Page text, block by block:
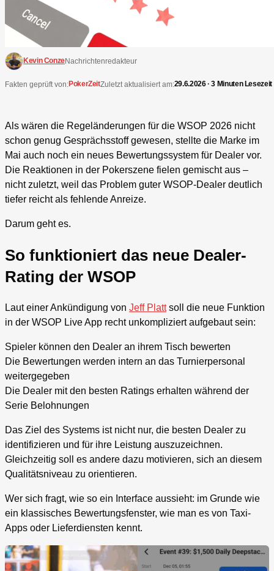
Kevin ConzeNachrichtenredakteur
Fakten geprüft von:PokerZeitZuletzt aktualisiert am:29.6.2026 · 3 Minuten Lesezeit
Als wären die Regeländerungen für die WSOP 2026 nicht
schon genug Gesprächsstoff gewesen, stellte die Marke im
Mai auch noch ein neues Bewertungssystem für Dealer vor.
Die Reaktionen in der Pokerszene fielen gemischt aus –
nicht zuletzt, weil das Problem guter WSOP-Dealer deutlich
tiefer reicht als fehlende Anreize.
Darum geht es.
So funktioniert das neue Dealer-
Rating der WSOP
Laut einer Ankündigung von Jeff Plattsoll die neue Funktion
in der WSOP Live App recht unkompliziert aufgebaut sein:
Spieler können den Dealer an ihrem Tisch bewerten
Die Bewertungen werden intern an das Turnierpersonal
weitergegeben
Die Dealer mit den besten Ratings erhalten während der
Serie Belohnungen
Das Ziel des Systems ist nicht nur, die besten Dealer zu
identifizieren und für ihre Leistung auszuzeichnen.
Gleichzeitig soll es andere dazu motivieren, sich an diesem
Qualitätsniveau zu orientieren.
Wer sich fragt, wie so ein Interface aussieht: im Grunde wie
ein klassisches Bewertungsfenster, wie man es von Taxi-
Apps oder Lieferdiensten kennt.